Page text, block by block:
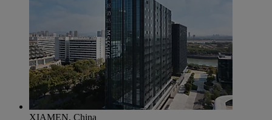
XIAMEN, China